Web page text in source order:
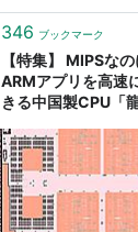
346 ブックマーク
【特集】 MIPSな
ARMアプリを高速
きる中国製CPU「